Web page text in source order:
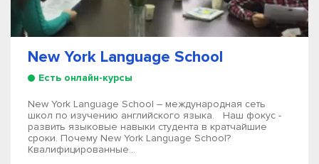
New York Language School
Есть онлайн-курсы
New York Language School – международная сеть
школ по изучению английского языка. Наш фокус -
развить языковые навыки студента в кратчайшие
сроки. Почему New York Language School?
Квалифицированные...